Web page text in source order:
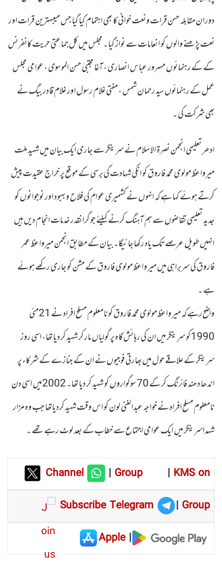
دوران مقابلہ حسن قرات ونعت خوانی کا بھی اہتمام کیا گیا جس میںبہترین قرات اور
نعت پڑھنے والوں کو انعامات سے نواز گیا۔ مجلس میں کل جماعتی حریت کانفرنس
کے کے رہنمائوں مسرور عباس انصاری ، آغا مجتبیٰ حسن الموسوی ، عوامی مجلس
عمل کے رہنمائوں سید رحمان شمس ، مفتی غلام رسول اور غلام قادر بیگ نے
بھی شرکت کی ۔
ادھر تعلیمی انجمن نصرة الاسلام نے سرینگر سے جاری ایک بیان میں شہید ملت
میرواعظ مولوی محمد فاروق کو انکی شہادت کی برسی کے موقع پر خراج عقیدت پیش
کرتے ہوئے کہا ہے کہ انہوں نے کشمیری عوام کی فلاح و بہبود اور نوجوانوں کو
جدید تعلیمی تقاضوں سے ہم آہنگ کرنے کیلئے جو گرانقدر خدمات انجام دیں ہیں
انہیں طویل عرصے تک یاد رکھا جائیگا۔ بیان کے مطابق انجمن میرواعظ عمر
فاروق کی سربراہی میں میر واعظ مولوی فاروق کے مشن کو جاری رکھے ہوئے
ہے ۔
واضح رہے کہ میر واعظ مولوی محمد فاروق کونامعلوم مسلح افراد نے 21مئی
1990کو سرینگر میں ان کی رہائش گاہ پر گولیاں مار کر شہید کر دیا تھا، اسی روز
سرینگر کے علاقے حول میں بھارتی فوجیوں نے ان کے جنازے کے شرکاء پر
اندھا دھند فائرنگ کر کے 70 سوگواروں کو شہید کر دیا تھا۔ 2002میں اسی دن
نامعلوم مسلح افراد نے خواجہ عبدالغنی لون کو اس وقت شہید کردیاتھا جب وہ مزار
شہداسرینگر میں ایک عوامی اجتماع سے خطاب کے بعد لوٹ رہے تھے ۔
Channel |Group | KMS on
Subscribe Telegram
| Group
|
Apple